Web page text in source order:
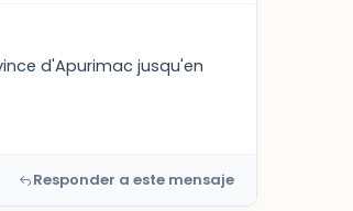
d'Apurimac jusqu'en
Responder a este mensaje